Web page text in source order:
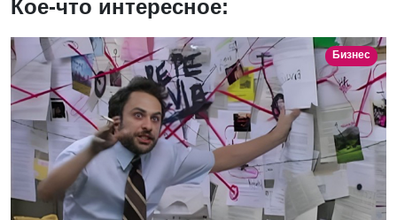
Кое-что интересное:
Бизнес